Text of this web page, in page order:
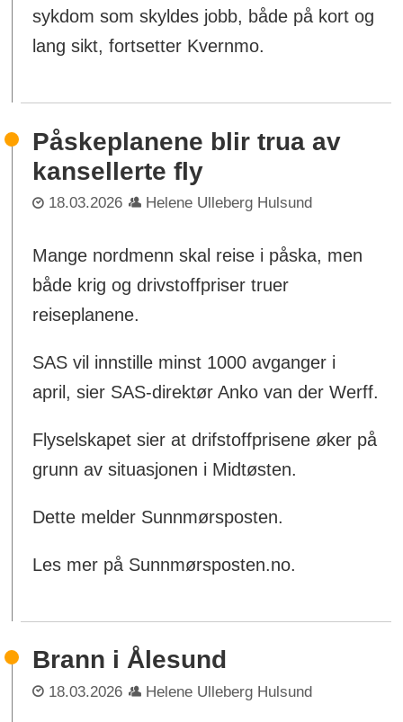
sykdom som skyldes jobb, både på kort og
lang sikt, fortsetter Kvernmo.
Påskeplanene blir trua av
kansellerte fly
18.03.2026 Helene Ulleberg Hulsund
Mange nordmenn skal reise i påska, men
både krig og drivstoffpriser truer
reiseplanene.
SAS vil innstille minst 1000 avganger i
april, sier SAS-direktør Anko van der Werff.
Flyselskapet sier at drifstoffprisene øker på
grunn av situasjonen i Midtøsten.
Dette melder Sunnmørsposten.
Les mer på Sunnmørsposten.no.
Brann i Ålesund
18.03.2026 Helene Ulleberg Hulsund